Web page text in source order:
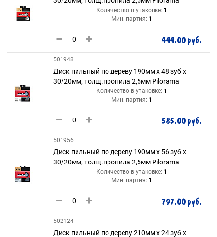
Количество в упаковке: 1
Мин. партия: 1
444.00 руб.
501948
Диск пильный по дереву 190мм х 48 зуб х
30/20мм, толщ.пропила 2,5мм Pilorama
Количество в упаковке: 1
Мин. партия: 1
585.00 руб.
501956
Диск пильный по дереву 190мм х 56 зуб х
30/20мм, толщ.пропила 2,5мм Pilorama
Количество в упаковке: 1
Мин. партия: 1
797.00 руб.
502124
Диск пильный по дереву 210мм х 24 зуб х